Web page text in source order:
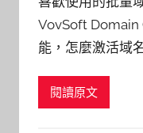
VovSoft Domain
能，怎麼激活域
閱讀原文